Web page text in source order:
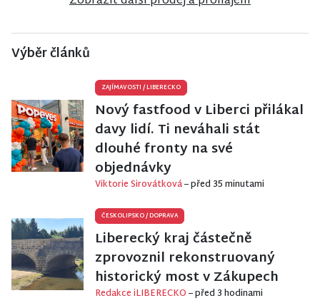
Výběr článků
ZAJÍMAVOSTI /LIBERECKO
Nový fastfood v Liberci přilákal
davy lidí. Ti neváhali stát
dlouhé fronty na své
objednávky
Viktorie Sirovátková– před 35 minutami
ČESKOLIPSKO/DOPRAVA
Liberecký kraj částečně
zprovoznil rekonstruovaný
historický most v Zákupech
Redakce iLIBERECKO– před 3 hodinami